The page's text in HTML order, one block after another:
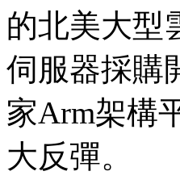
的北美大型
伺服器採購
家Arm架構
大反彈。